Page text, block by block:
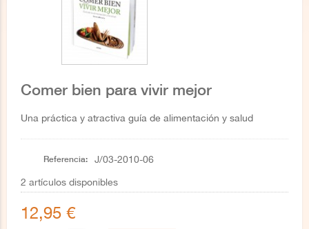
Comer bien para vivir mejor
Una práctica y atractiva guía de alimentación y salud
Referencia: J/03-2010-06
2 artículos disponibles
12,95 €